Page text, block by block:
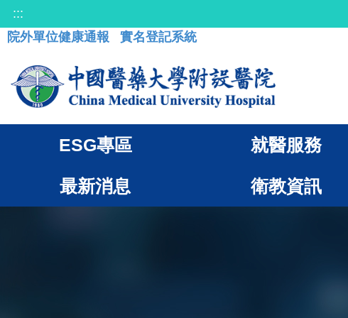
:::
院外單位健康通報
實名登記系統
ESG專區 就醫服務
最新消息 衛教資訊